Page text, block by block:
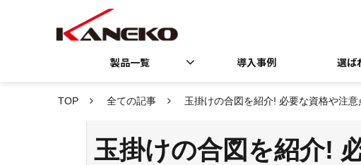
製品一覧 導入事例 選ば
TOP 全ての記事 玉掛けの合図を紹介! 必要な資格や注意
玉掛けの合図を紹介!